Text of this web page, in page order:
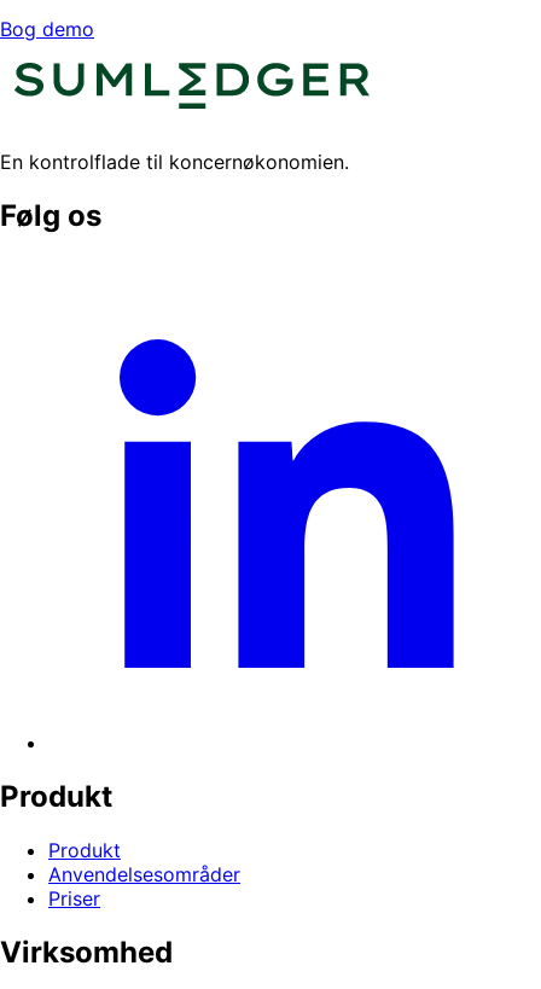
Bog demo
En kontrolflade til koncernøkonomien.
Følg os
Produkt
Produkt
Anvendelsesområder
Priser
Virksomhed